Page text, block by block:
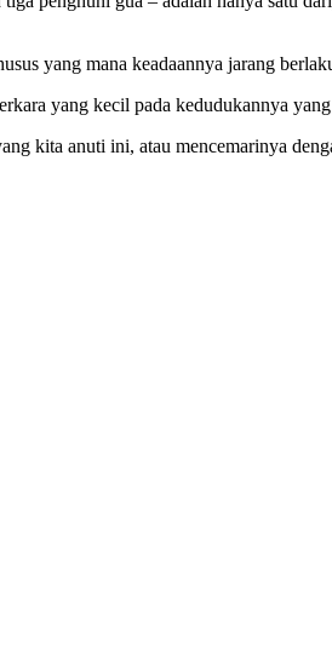
yang mana keadaannya jarang
yang kecil pada kedudukannya
kita anuti ini, atau mencemarinya